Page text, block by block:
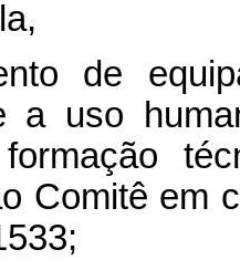
de
a uso
Comitê em